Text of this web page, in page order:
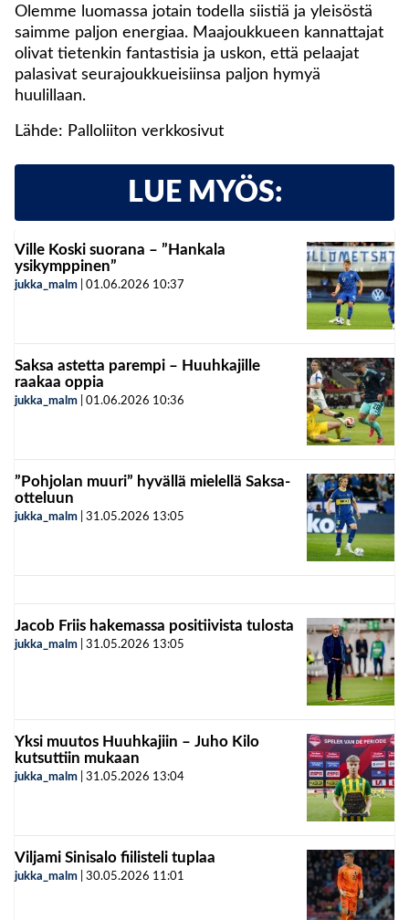
Olemme luomassa jotain todella siistiä ja yleisöstä
saimme paljon energiaa. Maajoukkueen kannattajat
olivat tietenkin fantastisia ja uskon, että pelaajat
palasivat seurajoukkueisiinsa paljon hymyä
huulillaan.
Lähde: Palloliiton verkkosivut
LUE MYÖS:
Ville Koski suorana – ”Hankala
ysikymppinen”
jukka_malm 01.06.2026 10:37
Saksa astetta parempi – Huuhkajille
raakaa oppia
jukka_malm 01.06.2026 10:36
”Pohjolan muuri” hyvällä mielellä Saksa-
otteluun
jukka_malm 31.05.2026 13:05
Jacob Friis hakemassa positiivista tulosta
jukka_malm 31.05.2026 13:05
Yksi muutos Huuhkajiin – Juho Kilo
kutsuttiin mukaan
jukka_malm 31.05.2026 13:04
Viljami Sinisalo fiilisteli tuplaa
jukka_malm 30.05.2026 11:01